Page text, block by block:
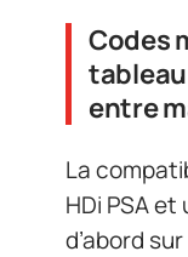
Codes
entre
La
HDi PSA et
d’abord